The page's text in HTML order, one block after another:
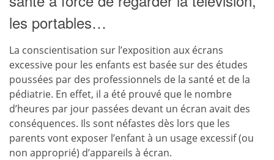
les portables…
La conscientisation sur l’exposition aux écrans
excessive pour les enfants est basée sur des études
poussées par des professionnels de la santé et de la
pédiatrie. En effet, il a été prouvé que le nombre
d’heures par jour passées devant un écran avait des
conséquences. Ils sont néfastes dès lors que les
parents vont exposer l’enfant à un usage excessif (ou
non approprié) d’appareils à écran.